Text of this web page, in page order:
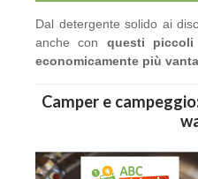
Dal detergente solido ai
anche con questi
economicamente più
Camper e